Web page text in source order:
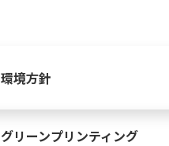
環境方針
グリーンプリンティング